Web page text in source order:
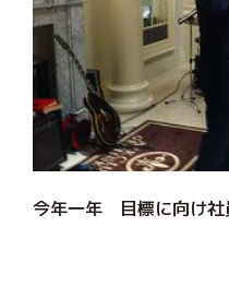
今年一年 目標に向け
投